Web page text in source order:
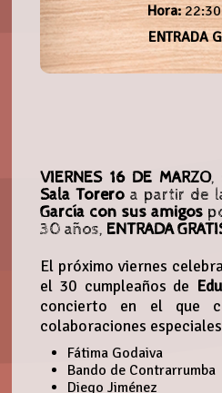
Hora:
ENTRADA
VIERNES 16 DE MARZO,
Sala Torero a partir de
García con sus amigos
30 años, ENTRADA
El próximo viernes
el 30 cumpleaños de
concierto en el que
colaboraciones
Fátima Godaiva
Bando de Contrarrumba
Diego Jiménez